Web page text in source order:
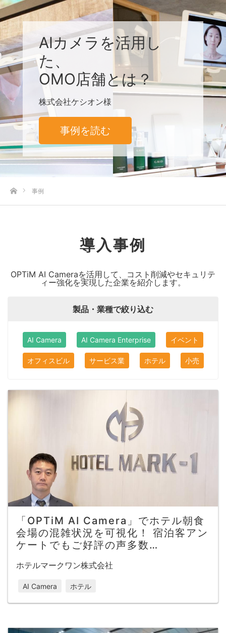
AIカメラを活用し
た、
OMO店舗とは？
株式会社ケシオン様
事例を読む
ホーム事例
導入事例
OPTiM AI Cameraを活用して、コスト削減やセキュリテ
ィー強化を実現した企業を紹介します。
製品・業種で絞り込む
AI Camera AI Camera Enterprise イベント
オフィスビル サービス業 ホテル 小売
「OPTiM AI Camera」でホテル朝食
会場の混雑状況を可視化！ 宿泊客アン
ケートでもご好評の声多数…
ホテルマークワン株式会社
AI Camera ホテル